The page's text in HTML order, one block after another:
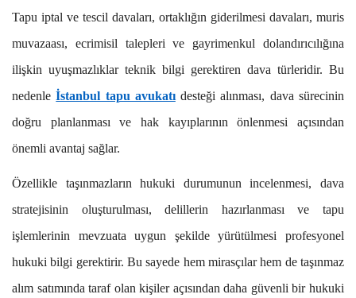
Tapu iptal ve tescil davaları, ortaklığın giderilmesi davaları, muris
muvazaası, ecrimisil talepleri ve gayrimenkul dolandırıcılığına
ilişkin uyuşmazlıklar teknik bilgi gerektiren dava türleridir. Bu
nedenleİstanbul tapu avukatıdesteği alınması, dava sürecinin
doğru planlanması ve hak kayıplarının önlenmesi açısından
önemli avantaj sağlar.
Özellikle taşınmazların hukuki durumunun incelenmesi, dava
stratejisinin oluşturulması, delillerin hazırlanması ve tapu
işlemlerinin mevzuata uygun şekilde yürütülmesi profesyonel
hukuki bilgi gerektirir. Bu sayede hem mirasçılar hem de taşınmaz
alım satımında taraf olan kişiler açısından daha güvenli bir hukuki